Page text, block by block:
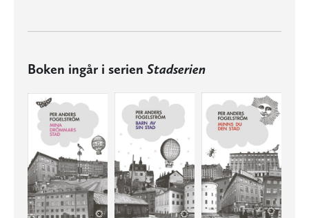
Boken ingår i serien Stadserien